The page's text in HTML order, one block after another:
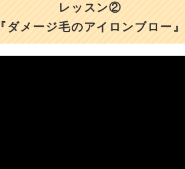
レッスン②
『ダメージ毛のアイロンブロー』